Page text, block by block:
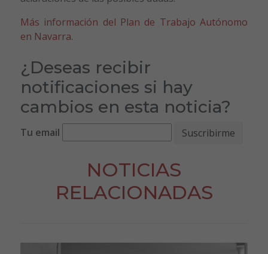
Más información del Plan de Trabajo Autónomo
en Navarra.
¿Deseas recibir
notificaciones si hay
cambios en esta noticia?
Tu email
NOTICIAS
RELACIONADAS